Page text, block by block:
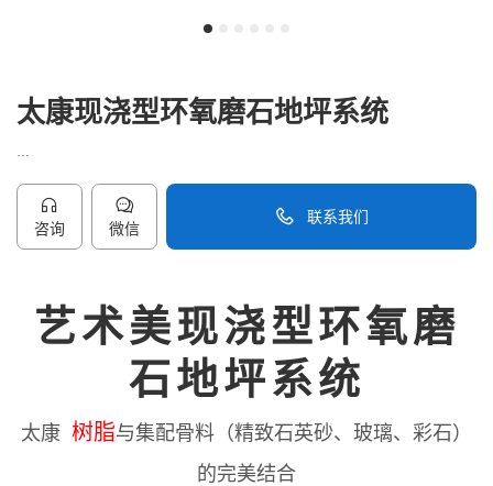
太康现浇型环氧磨石地坪系统
咨询 微信
联系我们
艺术美现浇型环氧磨
石地坪系统
太康 树脂与集配骨料（精致石英砂、玻璃、彩石）
的完美结合